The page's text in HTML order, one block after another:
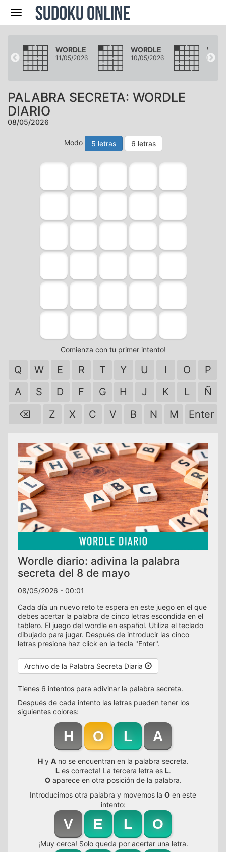
Navegación
WORDLE
11/05/2026
WORDLE
10/05/2026 09/
PALABRA SECRETA: WORDLE
DIARIO
08/05/2026
Modo 5 letras 6 letras
Comienza con tu primer intento!
Q W E R T Y U I O
P
A
S D F G H J K L
Ñ
⌫
Z X C V B N M Enter
Wordle diario: adivina la palabra
secreta del 8 de mayo
08/05/2026 - 00:01
Cada día un nuevo reto te espera en este juego en el que
debes acertar la palabra de cinco letras escondida en el
tablero. El juego del wordle en español. Utiliza el teclado
dibujado para jugar. Después de introducir las cinco
letras presiona haz click en la tecla "Enter".
Archivo de la Palabra Secreta Diaria
Tienes 6 intentos para adivinar la palabra secreta.
Después de cada intento las letras pueden tener los
siguientes colores:
H O L A
Hy Ano se encuentran en la palabra secreta.
Les correcta! La tercera letra es L.
Oaparece en otra posición de la palabra.
Introducimos otra palabra y movemos la O en este
intento:
V E L O
¡Muy cerca! Solo queda por acertar una letra.